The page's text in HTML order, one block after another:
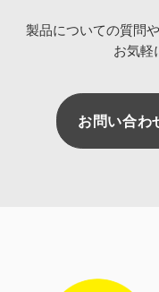
製品についての質問
お気軽
お問い合わ